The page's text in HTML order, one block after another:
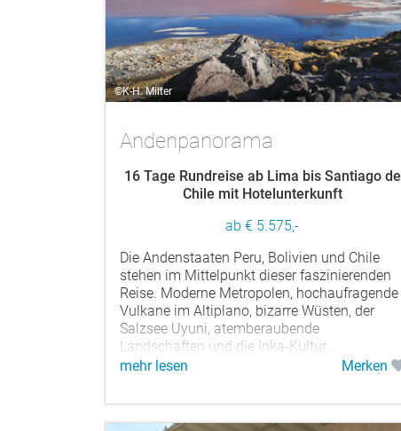
©K-H. Milter
Andenpanorama
16 Tage Rundreise ab Lima bis Santiago de
Chile mit Hotelunterkunft
ab € 5.575,-
Die Andenstaaten Peru, Bolivien und Chile
stehen im Mittelpunkt dieser faszinierenden
Reise. Moderne Metropolen, hochaufragende
Vulkane im Altiplano, bizarre Wüsten, der
Salzsee Uyuni, atemberaubende
Landschaften und die Inka-Kultur...
mehr lesen
Merken